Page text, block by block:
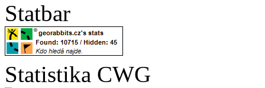
Statbar
Statistika CWG